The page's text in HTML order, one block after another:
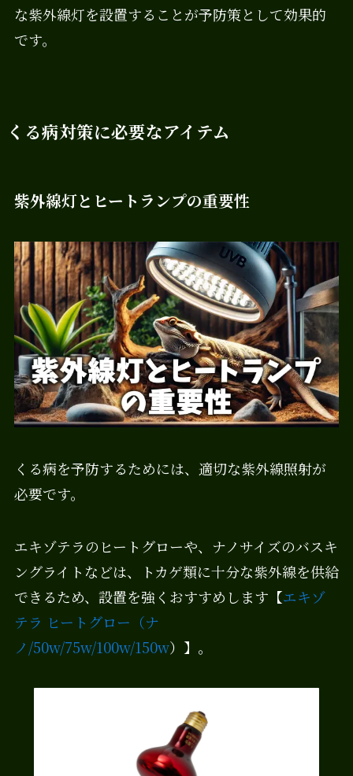
な紫外線灯を設置することが予防策として効果的
です。
くる病対策に必要なアイテム
紫外線灯とヒートランプの重要性
くる病を予防するためには、適切な紫外線照射が
必要です。
エキゾテラのヒートグローや、ナノサイズのバスキ
ングライトなどは、トカゲ類に十分な紫外線を供給
できるため、設置を強くおすすめします【エキゾ
テラ ヒートグロー（ナ
ノ/50w/75w/100w/150w）】。